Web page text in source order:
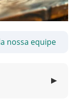
nossa equipe
▼